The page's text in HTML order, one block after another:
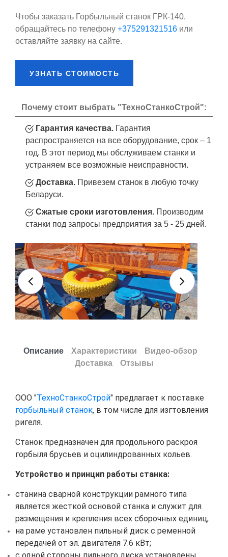
Чтобы заказать Горбыльный станок ГРК-140,
обращайтесь по телефону +375291321516 или
оставляйте заявку на сайте.
УЗНАТЬ СТОИМОСТЬ
Почему стоит выбрать "ТехноСтанкоСтрой":
Гарантия качества. Гарантия
распространяется на все оборудование, срок – 1
год. В этот период мы обслуживаем станки и
устраняем все возможные неисправности.
Доставка. Привезем станок в любую точку
Беларуси.
Сжатые сроки изготовления. Производим
станки под запросы предприятия за 5 - 25 дней.
Описание Характеристики
Видео-обзор
Доставка
Отзывы
ООО "ТехноСтанкоСтрой" предлагает к поставке
горбыльный станок, в том числе для изгтовления
ригеля.
Станок предназначен для продольного раскроя
горбыля брусьев и оцилиндрованных кольев.
Устройство и принцип работы станка:
станина сварной конструкции рамного типа
является жесткой основой станка и служит для
размещения и крепления всех сборочных единиц;
на раме установлен пильный диск с ременной
передачей от эл. двигателя 7.6 кВт;